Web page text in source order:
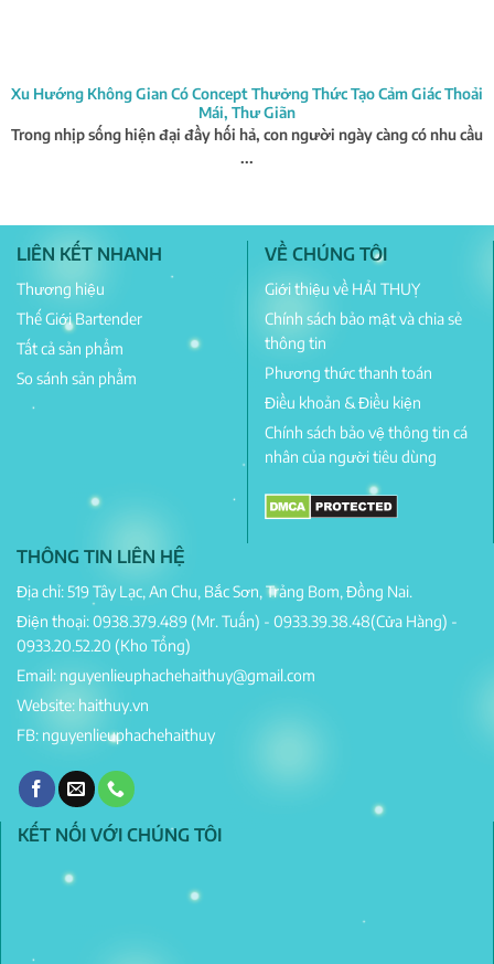
Xu Hướng Không Gian Có Concept Thưởng Thức Tạo Cảm Giác Thoải
Mái, Thư Giãn
Trong nhịp sống hiện đại đầy hối hả, con người ngày càng có nhu cầu
...
LIÊN KẾT NHANH
Thương hiệu
Thế Giới Bartender
Tất cả sản phẩm
So sánh sản phẩm
VỀ CHÚNG TÔI
Giới thiệu về HẢI THUỴ
Chính sách bảo mật và chia sẻ
thông tin
Phương thức thanh toán
Điều khoản & Điều kiện
Chính sách bảo vệ thông tin cá
nhân của người tiêu dùng
THÔNG TIN LIÊN HỆ
Địa chỉ: 519 Tây Lạc, An Chu, Bắc Sơn, Trảng Bom, Đồng Nai.
Điện thoại: 0938.379.489 (Mr. Tuấn) - 0933.39.38.48(Cửa Hàng) -
0933.20.52.20 (Kho Tổng)
Email: nguyenlieuphachehaithuy@gmail.com
Website: haithuy.vn
FB: nguyenlieuphachehaithuy
KẾT NỐI VỚI CHÚNG TÔI